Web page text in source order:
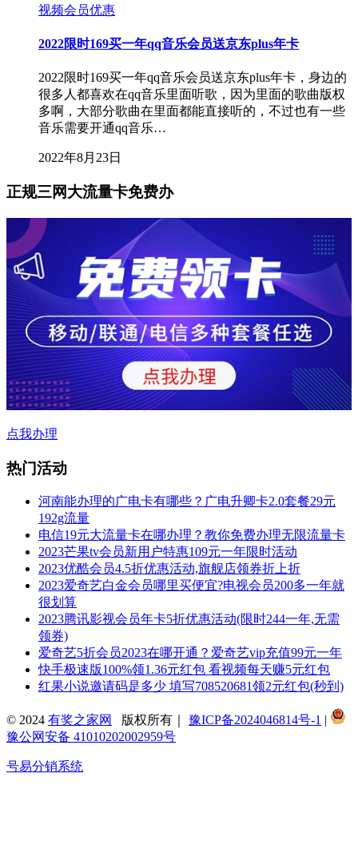
视频会员优惠
2022限时169买一年qq音乐会员送京东plus年卡
2022限时169买一年qq音乐会员送京东plus年卡，身边的
很多人都喜欢在qq音乐里面听歌，因为里面的歌曲版权
多啊，大部分歌曲在里面都能直接听的，不过也有一些
音乐需要开通qq音乐…
2022年8月23日
正规三网大流量卡免费办
点我办理
热门活动
河南能办理的广电卡有哪些？广电升卿卡2.0套餐29元
192g流量
电信19元大流量卡在哪办理？教你免费办理无限流量卡
2023芒果tv会员新用户特惠109元一年限时活动
2023优酷会员4.5折优惠活动,旗舰店领券折上折
2023爱奇艺白金会员哪里买便宜?电视会员200多一年就
很划算
2023腾讯影视会员年卡5折优惠活动(限时244一年,无需
领券)
爱奇艺5折会员2023在哪开通？爱奇艺vip充值99元一年
快手极速版100%领1.36元红包 看视频每天赚5元红包
红果小说邀请码是多少 填写708520681领2元红包(秒到)
© 2024 有奖之家网 版权所有｜ 豫ICP备2024046814号-1 |
豫公网安备 41010202002959号
号易分销系统